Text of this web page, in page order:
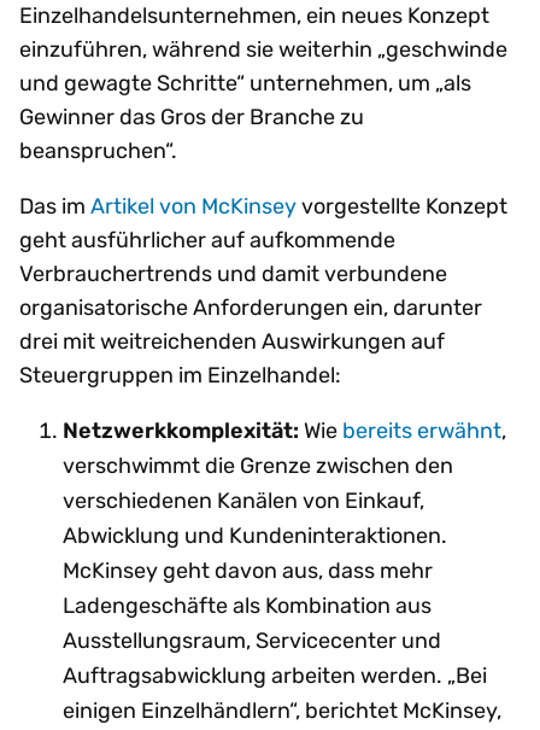
Einzelhandelsunternehmen, ein neues Konzept
einzuführen, während sie weiterhin „geschwinde
und gewagte Schritte“ unternehmen, um „als
Gewinner das Gros der Branche zu
beanspruchen“.
Das im Artikel von McKinseyvorgestellte Konzept
geht ausführlicher auf aufkommende
Verbrauchertrends und damit verbundene
organisatorische Anforderungen ein, darunter
drei mit weitreichenden Auswirkungen auf
Steuergruppen im Einzelhandel:
Netzwerkkomplexität: Wie bereits erwähnt,
verschwimmt die Grenze zwischen den
verschiedenen Kanälen von Einkauf,
Abwicklung und Kundeninteraktionen.
McKinsey geht davon aus, dass mehr
Ladengeschäfte als Kombination aus
Ausstellungsraum, Servicecenter und
Auftragsabwicklung arbeiten werden. „Bei
einigen Einzelhändlern“, berichtet McKinsey,